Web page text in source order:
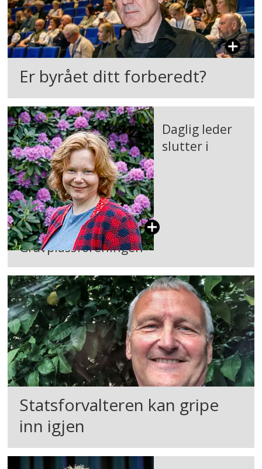
Er byrået ditt forberedt?
Daglig leder
slutter i
Gravplassforeningen
Statsforvalteren kan gripe
inn igjen